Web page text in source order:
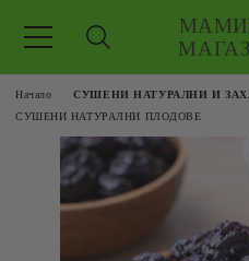
Начало
СУШЕНИ НАТУРАЛНИ И
СУШЕНИ НАТУРАЛНИ ПЛОДОВЕ